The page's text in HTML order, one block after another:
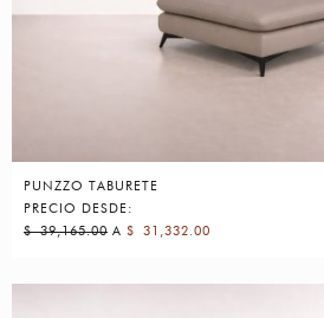
PUNZZO TABURETE
PRECIO DESDE:
$39,165.00 A $ 31,332.00